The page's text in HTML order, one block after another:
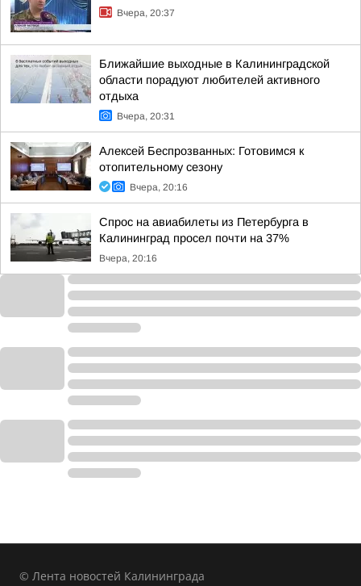
Вчера, 20:37
Ближайшие выходные в Калининградской
области порадуют любителей активного
отдыха
Вчера, 20:31
Алексей Беспрозванных: Готовимся к
отопительному сезону
Вчера, 20:16
Спрос на авиабилеты из Петербурга в
Калининград просел почти на 37%
Вчера, 20:16
© Лента новостей Калининграда